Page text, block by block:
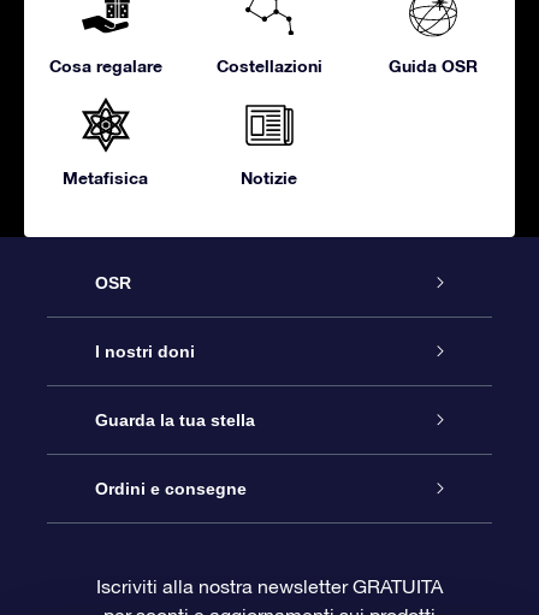
Cosa regalare Costellazioni Guida OSR
Metafisica Notizie
OSR
Assistenza
Contattaci
Blog
I nostri doni
Online Star Gift
Pacchetto regalo OSR
Guarda la tua stella
Registro stellare
Ordini e consegne
Iscriviti alla nostra newsletter GRATUITA